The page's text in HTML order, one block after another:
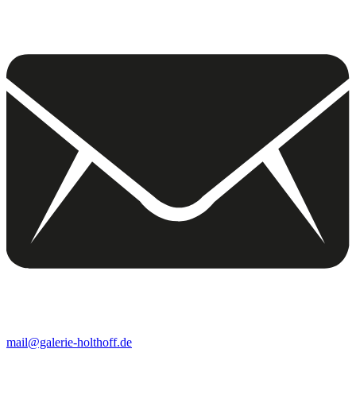
mail@galerie-holthoff.de